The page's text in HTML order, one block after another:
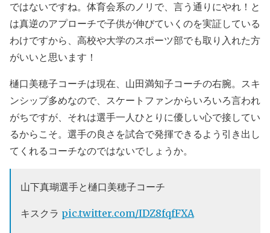
ではないですね。体育会系のノリで、言う通りにやれ！と
は真逆のアプローチで子供が伸びていくのを実証している
わけですから、高校や大学のスポーツ部でも取り入れた方
がいいと思います！
樋口美穂子コーチは現在、山田満知子コーチの右腕。スキ
ンシップ多めなので、スケートファンからいろいろ言われ
がちですが、それは選手一人ひとりに優しい心で接してい
るからこそ。選手の良さを試合で発揮できるよう引き出し
てくれるコーチなのではないでしょうか。
山下真瑚選手と樋口美穂子コーチ
キスクラ pic.twitter.com/IDZ8fqfFXA